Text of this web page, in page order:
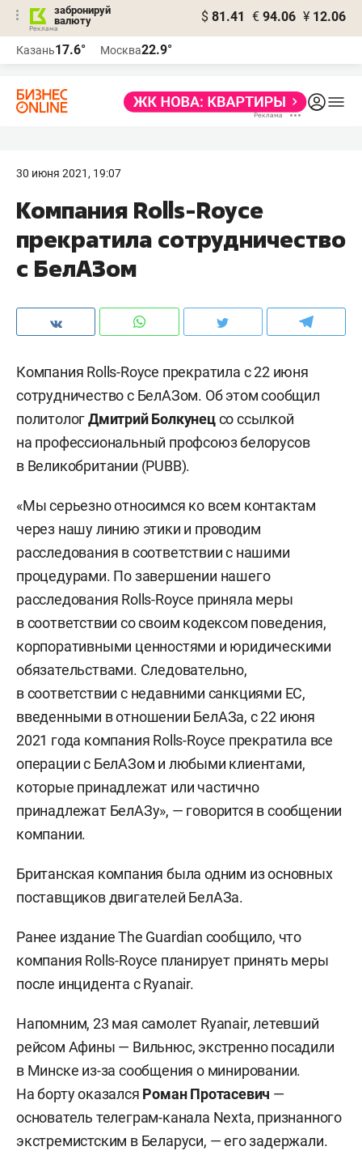
забронируй
валюту
$ 81.41 € 94.06 ¥ 12.06
Казань17.6° Москва22.9°
30 июня 2021, 19:07
Компания Rolls-Royce
прекратила сотрудничество
с БелАЗом
Компания Rolls-Royce прекратила с 22 июня
сотрудничество с БелАЗом. Об этом сообщил
политологДмитрий Болкунецсо ссылкой
на профессиональный профсоюз белорусов
в Великобритании (PUBB).
«Мы серьезно относимся ко всем контактам
через нашу линию этики и проводим
расследования в соответствии с нашими
процедурами. По завершении нашего
расследования Rolls-Royce приняла меры
в соответствии со своим кодексом поведения,
корпоративными ценностями и юридическими
обязательствами. Следовательно,
в соответствии с недавними санкциями ЕС,
введенными в отношении БелАЗа, с 22 июня
2021 года компания Rolls-Royce прекратила все
операции с БелАЗом и любыми клиентами,
которые принадлежат или частично
принадлежат БелАЗу», — говорится в сообщении
компании.
Британская компания была одним из основных
поставщиков двигателей БелАЗа.
Ранее издание The Guardian сообщило, что
компания Rolls-Royce планирует принять меры
после инцидента с Ryanair.
Напомним, 23 мая самолет Ryanair, летевший
рейсом Афины — Вильнюс, экстренно посадили
в Минске из-за сообщения о минировании.
На борту оказался Роман Протасевич —
основатель телеграм-канала Nexta, признанного
экстремистским в Беларуси, — его задержали.